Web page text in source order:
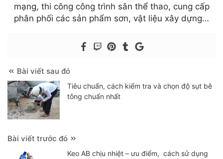
mạng, thi công công trình sân thể thao, cung cấp
phân phối các sản phẩm sơn, vật liệu xây dựng…
Bài viết sau đó
Tiêu chuẩn, cách kiểm tra và chọn độ sụt bê
tông chuẩn nhất
Bài viết trước đó
Keo AB chịu nhiệt – ưu điểm, cách sử dụng